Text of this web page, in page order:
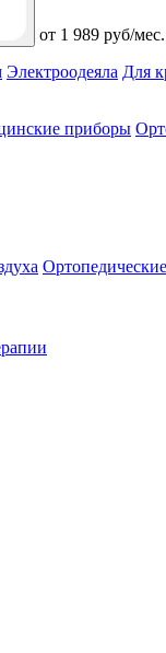
Электроодеяла Для
приборы
от 1 989 руб/мес.